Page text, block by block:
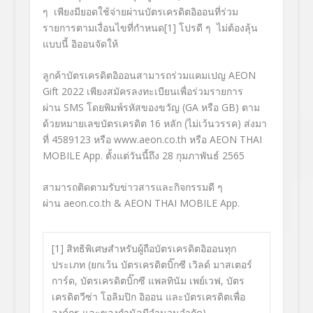
ๆ เพียงมียอดใช้จ่ายผ่านบัตรเครดิตอิออนที่ร่วม
รายการตามเงื่อนไขที่กำหนด[1] โปรดี ๆ ไม่ต้องลุ้น
แบบนี้ อิออนจัดให้
ลูกค้าบัตรเครดิตอิออนสามารถร่วมแคมเปญ AEON
Gift 2022เพียงสมัครลงทะเบียนเพื่อร่วมรายการ
ผ่าน SMS โดยพิมพ์รหัสของขวัญ (GA หรือ GB) ตาม
ด้วยหมายเลขบัตรเครดิต 16 หลัก (ไม่เว้นวรรค) ส่งมา
ที่ 4589123 หรือ www.aeon.co.th หรือ AEON THAI
MOBILE App. ตั้งแต่วันนี้ถึง 28 กุมภาพันธ์ 2565
สามารถติดตามรับข่าวสารและกิจกรรมดี ๆ
ผ่าน aeon.co.th & AEON THAI MOBILE App.
[1] สิทธิพิเศษสำหรับผู้ถือบัตรเครดิตอิออนทุก
ประเภท (ยกเว้น บัตรเครดิตบิ๊กซี เวิลด์ มาสเตอร์
การ์ด, บัตรเครดิตบิ๊กซี แพลทินัม เพย์เวฟ, บัตร
เครดิตวีซ่า โอลิมปิก อิออน และบัตรเครดิตเพื่อ